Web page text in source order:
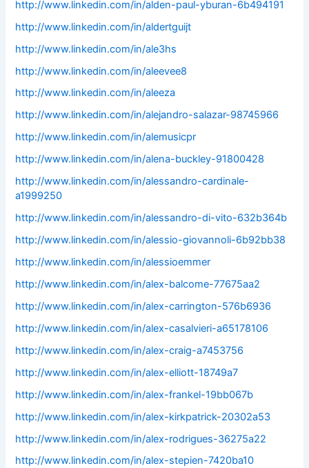
http://www.linkedin.com/in/alden-paul-yburan-6b494191
http://www.linkedin.com/in/aldertguijt
http://www.linkedin.com/in/ale3hs
http://www.linkedin.com/in/aleevee8
http://www.linkedin.com/in/aleeza
http://www.linkedin.com/in/alejandro-salazar-98745966
http://www.linkedin.com/in/alemusicpr
http://www.linkedin.com/in/alena-buckley-91800428
http://www.linkedin.com/in/alessandro-cardinale-
a1999250
http://www.linkedin.com/in/alessandro-di-vito-632b364b
http://www.linkedin.com/in/alessio-giovannoli-6b92bb38
http://www.linkedin.com/in/alessioemmer
http://www.linkedin.com/in/alex-balcome-77675aa2
http://www.linkedin.com/in/alex-carrington-576b6936
http://www.linkedin.com/in/alex-casalvieri-a65178106
http://www.linkedin.com/in/alex-craig-a7453756
http://www.linkedin.com/in/alex-elliott-18749a7
http://www.linkedin.com/in/alex-frankel-19bb067b
http://www.linkedin.com/in/alex-kirkpatrick-20302a53
http://www.linkedin.com/in/alex-rodrigues-36275a22
http://www.linkedin.com/in/alex-stepien-7420ba10